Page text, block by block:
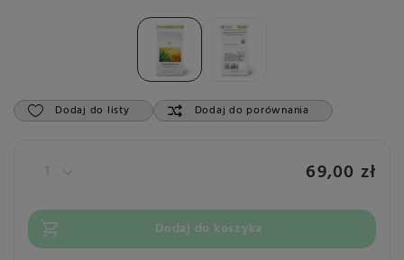
Dodaj do listy Dodaj do porównania
69,00 zł
Dodaj do koszyka